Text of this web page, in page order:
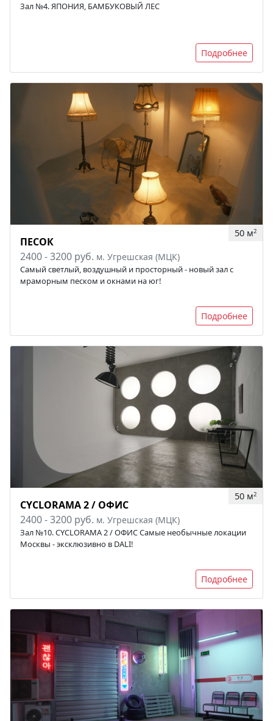
Зал №4. ЯПОНИЯ, БАМБУКОВЫЙ ЛЕС
Подробнее
50 м2
ПЕСОК
2400 - 3200 руб. м. Угрешская (МЦК)
Самый светлый, воздушный и просторный - новый зал с
мраморным песком и окнами на юг!
Подробнее
50 м2
CYCLORAMA 2 / ОФИС
2400 - 3200 руб. м. Угрешская (МЦК)
Зал №10. CYCLORAMA 2 / ОФИС Самые необычные локации
Москвы - эксклюзивно в DALI!
Подробнее